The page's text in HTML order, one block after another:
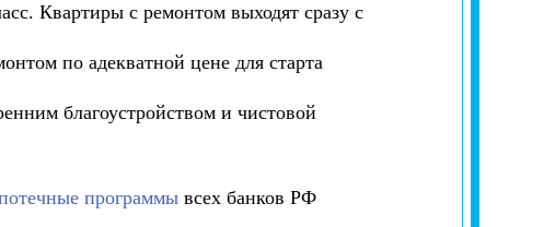
Квартиры с ремонтом выходят сразу с
по адекватной цене для старта
благоустройством и чистовой
программывсех банков РФ